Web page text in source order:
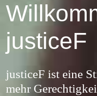
justiceF
justiceF ist eine
mehr